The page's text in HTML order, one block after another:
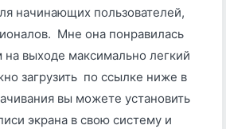
начинающих пользователей,
Мне она понравилась
выходе максимально легкий
загрузить по ссылке ниже в
вы можете установить
экрана в свою систему и